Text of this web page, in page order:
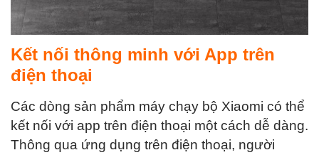
Kết nối thông minh với App trên
điện thoại
Các dòng sản phẩm máy chạy bộ Xiaomi có thể
kết nối với app trên điện thoại một cách dễ dàng.
Thông qua ứng dụng trên điện thoại, người